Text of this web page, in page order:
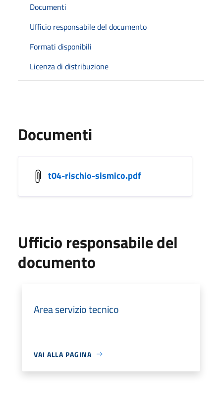
Documenti
Ufficio responsabile del documento
Formati disponibili
Licenza di distribuzione
Documenti
t04-rischio-sismico.pdf
Ufficio responsabile del
documento
Area servizio tecnico
VAI ALLA PAGINA